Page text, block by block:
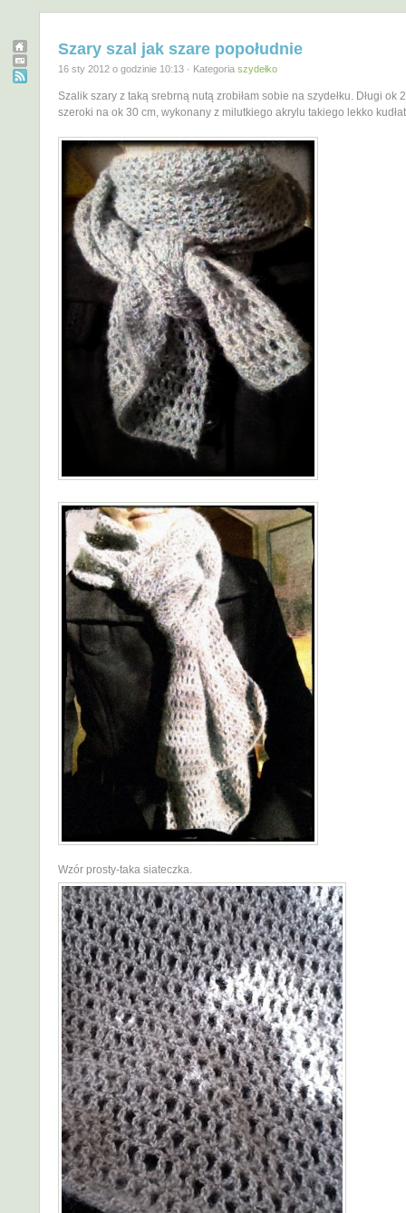
Szary szal jak szare popołudnie
16 sty 2012 o godzinie 10:13 · Kategoria szydełko
Szalik szary z taką srebrną nutą zrobiłam sobie na szydełku. Długi ok
szeroki na ok 30 cm, wykonany z milutkiego akrylu takiego lekko
Wzór prosty-taka siateczka.